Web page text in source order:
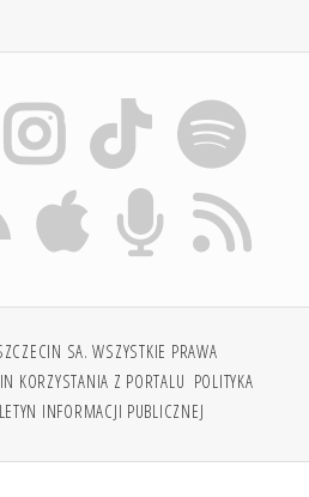
SA. WSZYSTKIE PRAWA
KORZYSTANIA Z PORTALU POLITYKA
INFORMACJI PUBLICZNEJ